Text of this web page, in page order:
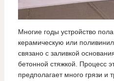
Многие годы устройство
керамическую или
связано с заливкой
бетонной стяжкой. Процесс
предполагает много грязи и